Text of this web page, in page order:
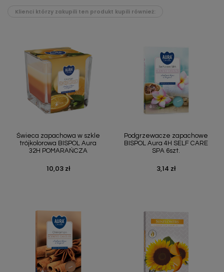
Klienci którzy zakupili ten produkt kupili również:
Świeca zapachowa w szkle
trójkolorowa BISPOL Aura
32H POMARAŃCZA
Cena
10,03 zł
Podgrzewacze zapachowe
BISPOL Aura 4H SELF CARE
SPA 6szt.
Cena
3,14 zł